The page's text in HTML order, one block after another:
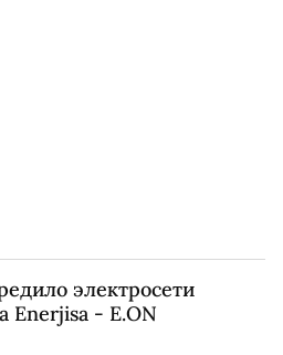
электросети
Enerjisa - E.ON